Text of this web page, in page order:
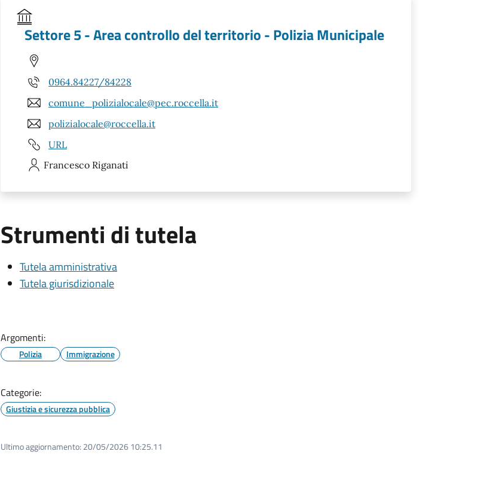
Settore 5 - Area controllo del territorio - Polizia Municipale
0964.84227/84228
comune_polizialocale@pec.roccella.it
polizialocale@roccella.it
URL
Francesco Riganati
Strumenti di tutela
Tutela amministrativa
Tutela giurisdizionale
Argomenti:
Polizia Immigrazione
Categorie:
Giustizia e sicurezza pubblica
Ultimo aggiornamento: 20/05/2026 10:25.11